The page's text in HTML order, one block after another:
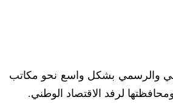
والرسمي بشكل واسع نحو مكاتب
لرفد الاقتصاد الوطني.